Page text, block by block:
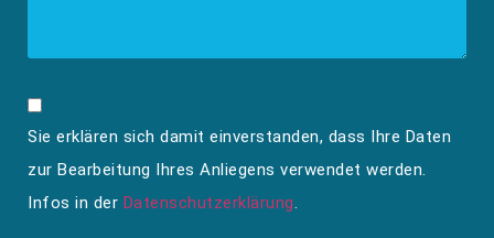
Sie erklären sich damit einverstanden, dass Ihre Daten
zur Bearbeitung Ihres Anliegens verwendet werden.
Infos in der Datenschutzerklärung.